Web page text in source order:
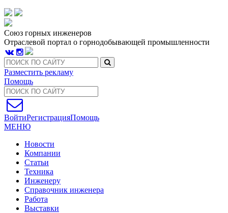
Союз горных инженеров
Отраслевой портал о горнодобывающей промышленности
Разместить рекламу
Помощь
ВойтиРегистрацияПомощь
МЕНЮ
Новости
Компании
Статьи
Техника
Инженеру
Справочник инженера
Работа
Выставки